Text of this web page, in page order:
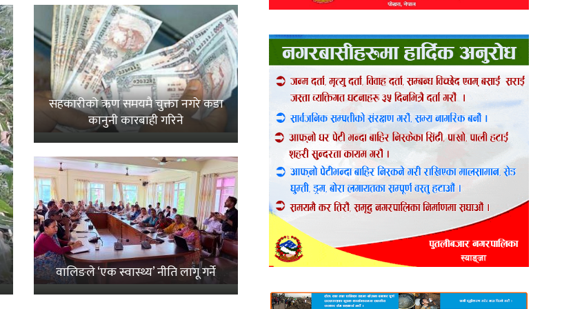
सहकारीको ऋण समयमै चुक्ता नगरे कडा
कानुनी कारबाही गरिने
वालिङले ‘एक स्वास्थ्य’ नीति लागू गर्ने